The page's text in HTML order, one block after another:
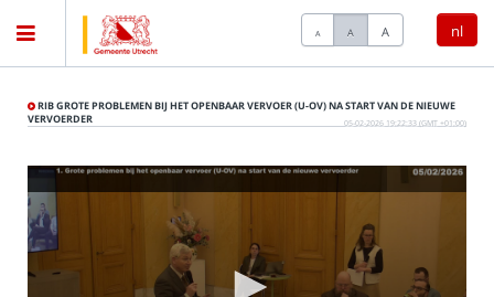
Home
Vergaderingen
Live vergaderingen
nl
A A A
RIB GROTE PROBLEMEN BIJ HET OPENBAAR VERVOER (U-OV) NA START VAN DE NIEUWE
VERVOERDER
05-02-2026 19:22:33 (GMT +01:00)